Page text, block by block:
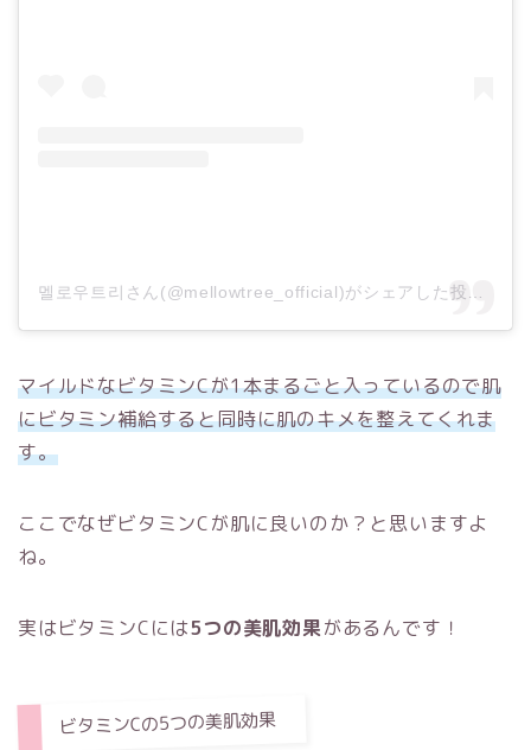
멜로우트리さん(@mellowtree_official)がシェアした投稿
マイルドなビタミンCが1本まるごと入っているので肌
にビタミン補給すると同時に肌のキメを整えてくれま
す。
ここでなぜビタミンCが肌に良いのか？と思いますよ
ね。
実はビタミンCには5つの美肌効果があるんです！
ビタミンCの5つの美肌効果